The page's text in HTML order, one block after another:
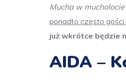
Mucha w mucholocie
ponadto często gości
już wkrótce będzie
AIDA –